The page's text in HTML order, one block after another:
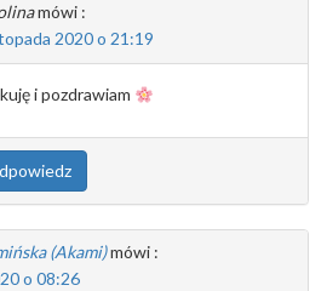
mówi :
2020 o 21:19
i pozdrawiam
(Akami)mówi :
o 08:26